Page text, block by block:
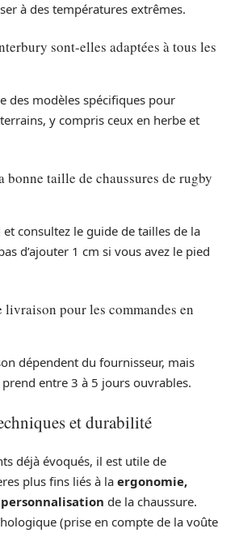
à des températures extrêmes.
sont-elles adaptées à tous les
des modèles spécifiques pour
y compris ceux en herbe et
bonne taille de chaussures de rugby
consultez le guide de tailles de la
d’ajouter 1 cm si vous avez le pied
livraison pour les commandes en
dépendent du fournisseur, mais
entre 3 à 5 jours ouvrables.
et durabilité
déjà évoqués, il est utile de
plus fins liés à la ergonomie,
de la chaussure.
(prise en compte de la voûte